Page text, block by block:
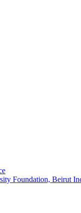
Foundation, Beirut